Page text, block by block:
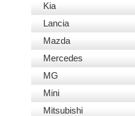
Kia
Lancia
Mazda
Mercedes
MG
Mini
Mitsubishi